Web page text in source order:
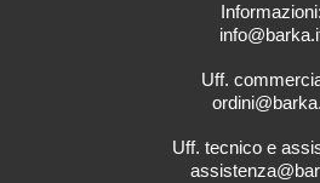
Informazioni:
Uff.
Uff. tecnico e